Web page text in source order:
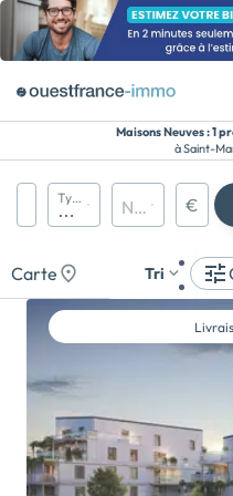
Maisons Neuves : 1
à Saint-
Région, département, ville, CP
Maison
Types de biens Nombre de pièces Prix
€
Carte Tri